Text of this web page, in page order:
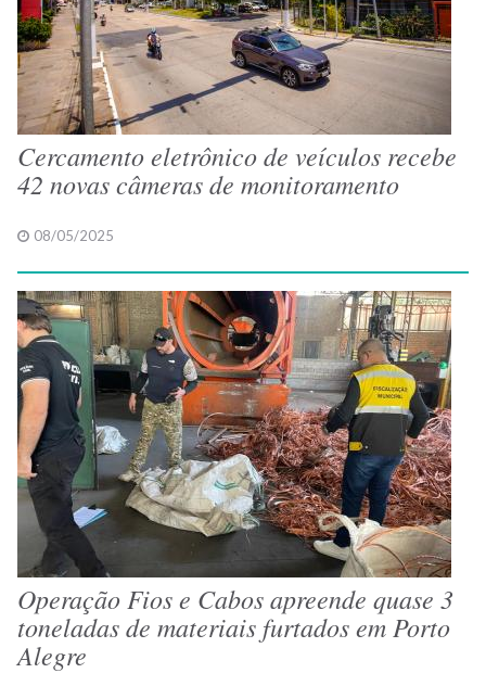
Cercamento eletrônico de veículos recebe
42 novas câmeras de monitoramento
08/05/2025
Operação Fios e Cabos apreende quase 3
toneladas de materiais furtados em Porto
Alegre